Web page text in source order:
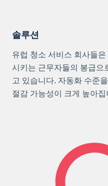
솔루션
유럽 청소 서비스 회사들
시키는 근무자들의 봉급으
고 있습니다. 자동화 수준
절감 가능성이 크게 높아집